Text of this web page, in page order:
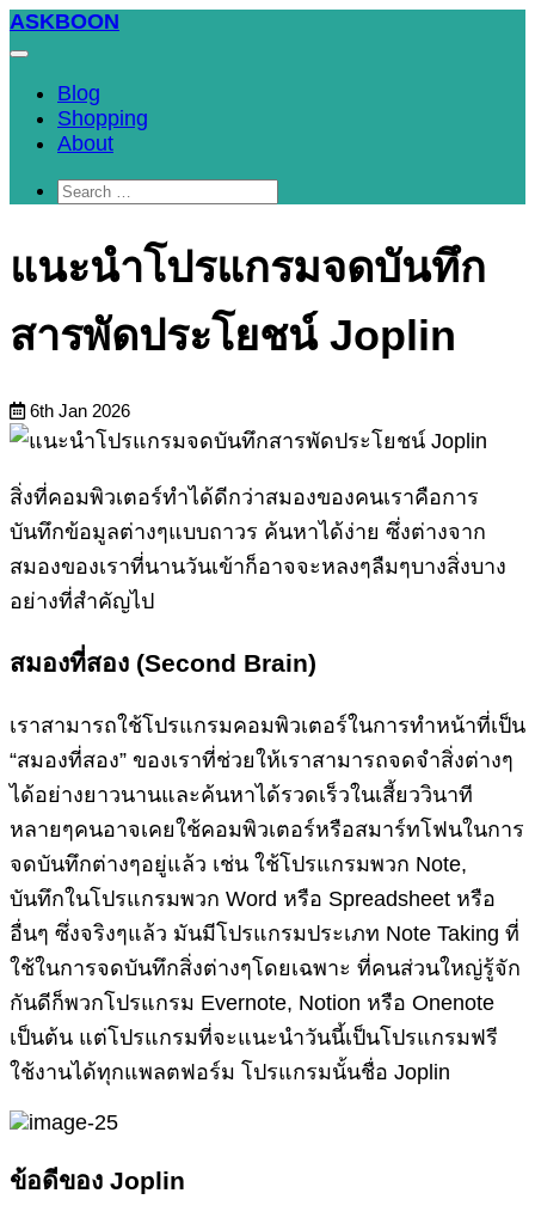
ASKBOON
Blog
Shopping
About
แนะนำโปรแกรมจดบันทึก
สารพัดประโยชน์ Joplin
6th Jan 2026
สิ่งที่คอมพิวเตอร์ทำได้ดีกว่าสมองของคนเราคือการ
บันทึกข้อมูลต่างๆแบบถาวร ค้นหาได้ง่าย ซึ่งต่างจาก
สมองของเราที่นานวันเข้าก็อาจจะหลงๆลืมๆบางสิ่งบาง
อย่างที่สำคัญไป
สมองที่สอง (Second Brain)
เราสามารถใช้โปรแกรมคอมพิวเตอร์ในการทำหน้าที่เป็น
“สมองที่สอง” ของเราที่ช่วยให้เราสามารถจดจำสิ่งต่างๆ
ได้อย่างยาวนานและค้นหาได้รวดเร็วในเสี้ยววินาที
หลายๆคนอาจเคยใช้คอมพิวเตอร์หรือสมาร์ทโฟนในการ
จดบันทึกต่างๆอยู่แล้ว เช่น ใช้โปรแกรมพวก Note,
บันทึกในโปรแกรมพวก Word หรือ Spreadsheet หรือ
อื่นๆ ซึ่งจริงๆแล้ว มันมีโปรแกรมประเภท Note Taking ที่
ใช้ในการจดบันทึกสิ่งต่างๆโดยเฉพาะ ที่คนส่วนใหญ่รู้จัก
กันดีก็พวกโปรแกรม Evernote, Notion หรือ Onenote
เป็นต้น แต่โปรแกรมที่จะแนะนำวันนี้เป็นโปรแกรมฟรี
ใช้งานได้ทุกแพลตฟอร์ม โปรแกรมนั้นชื่อ Joplin
ข้อดีของ Joplin